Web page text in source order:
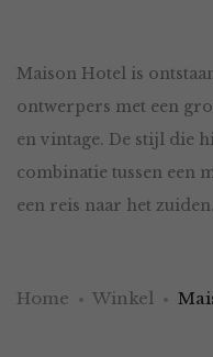
Maison Hotel is
ontwerpers met een
en vintage. De stijl die
combinatie tussen een
een reis naar het zuiden.
Home Winkel